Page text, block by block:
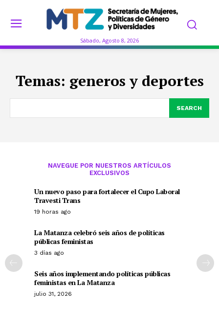
Sábado, Agosto 8, 2026
Temas: generos y deportes
SEARCH
NAVEGUE POR NUESTROS ARTÍCULOS
EXCLUSIVOS
Un nuevo paso para fortalecer el Cupo Laboral
Travesti Trans
19 horas ago
La Matanza celebró seis años de políticas
públicas feministas
3 días ago
Seis años implementando políticas públicas
feministas en La Matanza
julio 31, 2026